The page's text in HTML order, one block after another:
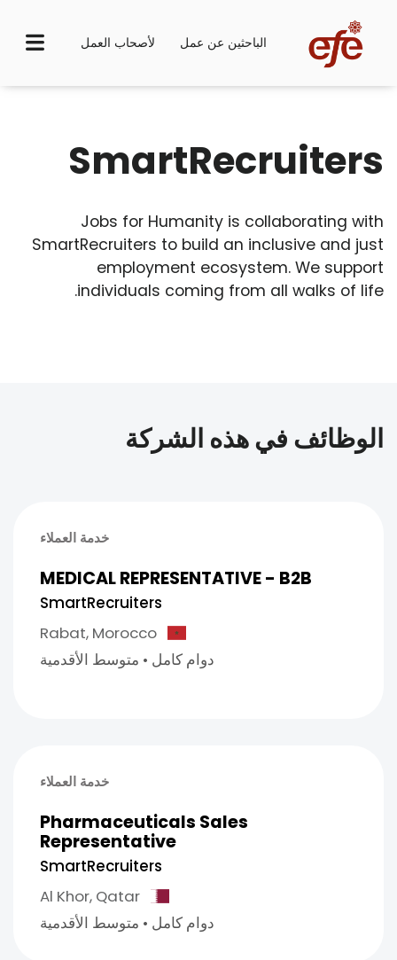
الباحثين عن عمل لأصحاب العمل
SmartRecruiters
Jobs for Humanity is collaborating with
SmartRecruiters to build an inclusive and just
employment ecosystem. We support
individuals coming from all walks of life.
الوظائف في هذه الشركة
خدمة العملاء
MEDICAL REPRESENTATIVE - B2B
SmartRecruiters
Rabat, Morocco
دوام كامل • متوسط الأقدمية
خدمة العملاء
Pharmaceuticals Sales
Representative
SmartRecruiters
Al Khor, Qatar
دوام كامل • متوسط الأقدمية